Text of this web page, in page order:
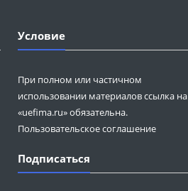
Условие
При полном или частичном
использовании материалов ссылка на
«uefima.ru» обязательна.
Пользовательское соглашение
Подписаться